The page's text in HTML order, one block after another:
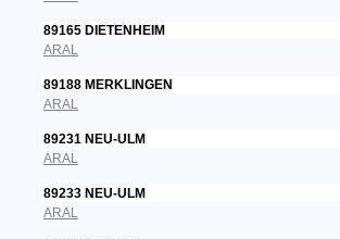
89165 DIETENHEIM
ARAL
89188 MERKLINGEN
ARAL
89231 NEU-ULM
ARAL
89233 NEU-ULM
ARAL